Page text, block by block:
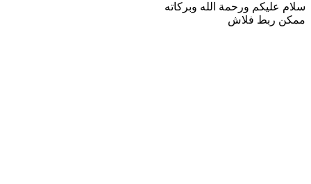
سلام عليكم ورحمة الله وبركاته
ممكن ربط فلاش